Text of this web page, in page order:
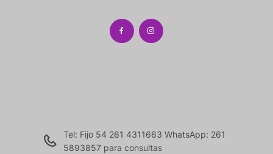
Tel: Fijo 54 261 4311663 WhatsApp: 261
5893857 para consultas